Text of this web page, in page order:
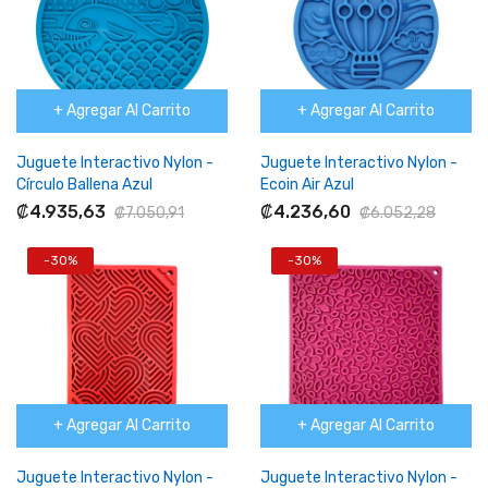
+ Agregar Al Carrito
Juguete Interactivo Nylon -
Círculo Ballena Azul
₡4.935,63 ₡7.050,91
+ Agregar Al Carrito
Juguete Interactivo Nylon -
Ecoin Air Azul
₡4.236,60 ₡6.052,28
-30%
+ Agregar Al Carrito
Juguete Interactivo Nylon -
-30%
+ Agregar Al Carrito
Juguete Interactivo Nylon -